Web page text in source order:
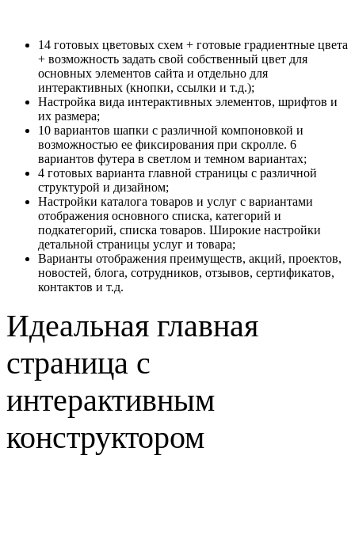
14 готовых цветовых схем + готовые градиентные цвета
+ возможность задать свой собственный цвет для
основных элементов сайта и отдельно для
интерактивных (кнопки, ссылки и т.д.);
Настройка вида интерактивных элементов, шрифтов и
их размера;
10 вариантов шапки с различной компоновкой и
возможностью ее фиксирования при скролле. 6
вариантов футера в светлом и темном вариантах;
4 готовых варианта главной страницы с различной
структурой и дизайном;
Настройки каталога товаров и услуг с вариантами
отображения основного списка, категорий и
подкатегорий, списка товаров. Широкие настройки
детальной страницы услуг и товара;
Варианты отображения преимуществ, акций, проектов,
новостей, блога, сотрудников, отзывов, сертификатов,
контактов и т.д.
Идеальная главная
страница с
интерактивным
конструктором